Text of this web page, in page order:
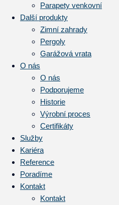
Parapety venkovní
Další produkty
Zimní zahrady
Pergoly
Garážová vrata
O nás
O nás
Podporujeme
Historie
Výrobní proces
Certifikáty
Služby
Kariéra
Reference
Poradíme
Kontakt
Kontakt